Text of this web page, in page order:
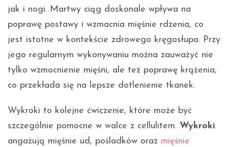
jak i nogi. Martwy ciąg doskonale wpływa na
poprawę postawy i wzmacnia mięśnie rdzenia, co
jest istotne w kontekście zdrowego kręgosłupa. Przy
jego regularnym wykonywaniu można zauważyć nie
tylko wzmocnienie mięśni, ale też poprawę krążenia,
co przekłada się na lepsze dotlenienie tkanek.
Wykroki to kolejne ćwiczenie, które może być
szczególnie pomocne w walce z cellulitem. Wykroki
angażują mięśnie ud, pośladków oraz mięśnie